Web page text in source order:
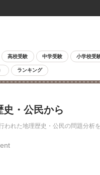
高校受験 中学受験 小学校受
ランキング
史・公民から
れた地理歴史・公民の問題分析